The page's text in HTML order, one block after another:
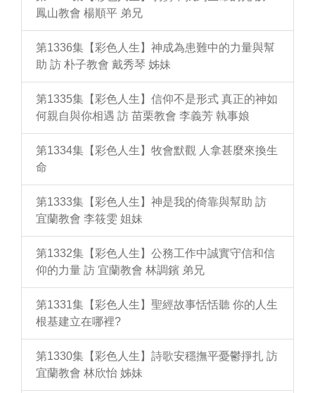
鳳山教會 楊順平 弟兄
第1336集【彩色人生】神成為患難中的力量與幫
助 訪 朴子教會 戴秀琴 姊妹
第1335集【彩色人生】信仰不是形式 真正的神如
何親自與你相遇 訪 苗栗教會 李義芳 執事娘
第1334集【彩色人生】牧會默觀 人拿甚麼來換生
命
第1333集【彩色人生】神是我的倚靠與幫助 訪
宜蘭教會 李筱雯 姐妹
第1332集【彩色人生】公務工作中誠實守信和信
仰的力量 訪 宜蘭教會 林調鑌 弟兄
第1331集【彩色人生】聖經故事恬恬聽 你的人生
根基建立在哪裡?
第1330集【彩色人生】詩歌安穩撫平憂鬱掙扎 訪
宜蘭教會 林欣怡 姊妹